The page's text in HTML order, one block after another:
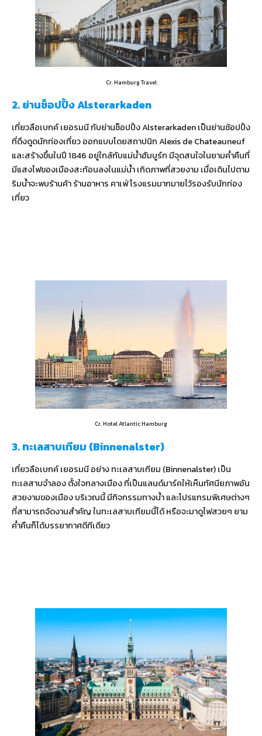
Cr. Hamburg Travel
2. ย่านช็อปปิ้ง Alsterarkaden
เที่ยวลือเบกค์ เยอรมนี กับย่านช็อปปิ้ง Alsterarkaden เป็นย่านช้อปปิ้ง
ที่ดึงดูดนักท่องเที่ยว ออกแบบโดยสถาปนิก Alexis de Chateauneuf
และสร้างขึ้นในปี 1846 อยู่ใกล้กับแม่น้ำฮัมบูร์ก มีจุดสนใจในยามค่ำคืนที่
มีแสงไฟของเมืองสะท้อนลงในแม่น้ำ เกิดภาพที่สวยงาม เมื่อเดินไปตาม
ริมน้ำจะพบร้านค้า ร้านอาหาร คาเฟ่ โรงแรมมากมายไว้รองรับนักท่อง
เที่ยว
Cr. Hotel Atlantic Hamburg
3. ทะเลสาบเทียม (Binnenalster)
เที่ยวลือเบกค์ เยอรมนี อย่าง ทะเลสาบเทียม (Binnenalster) เป็น
ทะเลสาบจำลอง ตั้งใจกลางเมือง ที่เป็นแลนด์มาร์คให้เห็นทัศนียภาพอัน
สวยงามของเมือง บริเวณนี้ มีกิจกรรมทางน้ำ และโปรแกรมพิเศษต่างๆ
ที่สามารถจัดงานสำคัญ ในทะเลสาบเทียมนี้ได้ หรือจะมาดูไฟสวยๆ ยาม
ค่ำคืนก็ได้บรรยากาศดีทีเดียว